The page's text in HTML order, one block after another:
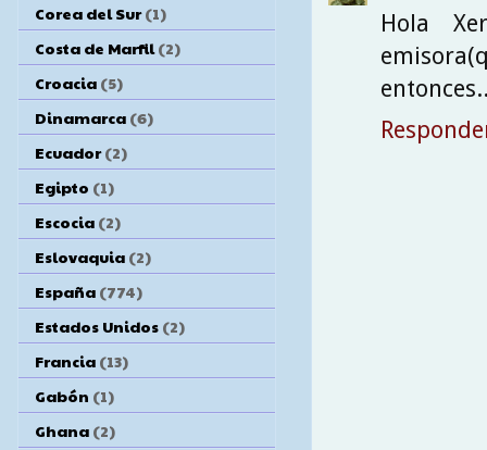
Hola
Corea del Sur (1)
Costa de Marfil (2)
Croacia (5)
Dinamarca (6)
Ecuador (2)
Egipto (1)
Escocia (2)
Eslovaquia (2)
España (774)
Estados Unidos (2)
Francia (13)
Gabón (1)
Ghana (2)